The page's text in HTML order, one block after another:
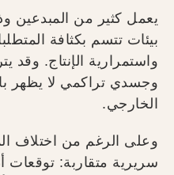
يعمل كثير من المبدعين
بيئات تتسم بكثافة
واستمرارية الإنتاج.
وجسدي تراكمي لا يظهر
الخارجي.
وعلى الرغم من اختلاف
سريرية متقاربة: توقعات